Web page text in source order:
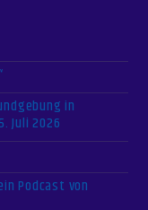
in
Juli 2026
Podcast von